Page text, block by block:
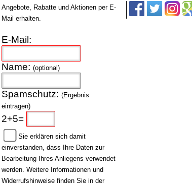
Angebote, Rabatte und Aktionen per E-
Mail erhalten.
E-Mail:
Name: (optional)
Spamschutz: (Ergebnis
eintragen)
2+5=
Sie erklären sich damit
einverstanden, dass Ihre Daten zur
Bearbeitung Ihres Anliegens verwendet
werden. Weitere Informationen und
Widerrufshinweise finden Sie in der